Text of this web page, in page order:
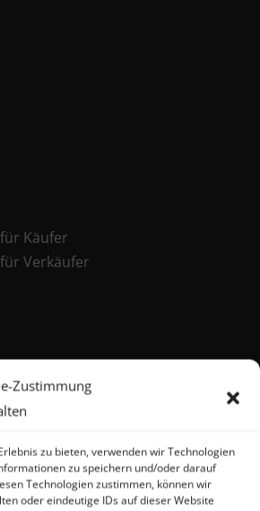
Zustimmung
zu bieten, verwenden wir Technologien
zu speichern und/oder darauf
Technologien zustimmen, können wir
oder eindeutige IDs auf dieser Website
Käufer
Verkäufer